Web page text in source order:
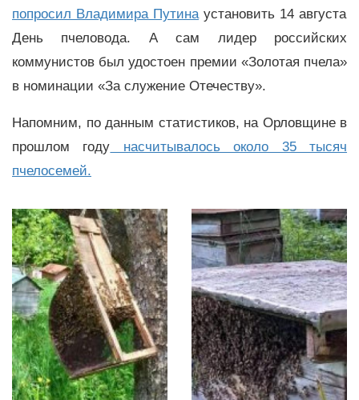
попросил Владимира Путина установить 14 августа
День пчеловода. А сам лидер российских
коммунистов был удостоен премии «Золотая пчела»
в номинации «За служение Отечеству».
Напомним, по данным статистиков, на Орловщине в
прошлом году насчитывалось около 35 тысяч
пчелосемей.